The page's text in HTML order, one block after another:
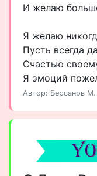
И желаю
Я желаю
Пусть всегда
Счастью
Я эмоций
Автор: Берсанов М.